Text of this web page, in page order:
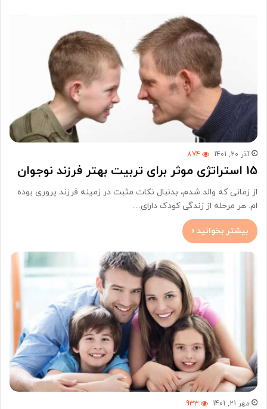
آذر 20, 1401 874
15 استراتژی موثر برای تربیت بهتر فرزند نوجوان
از زمانی که والد شدم، بدنبال نکات مثبت در زمینه فرزند پروری بوده
ام. هر مرحله از زندگی کودک دارای…
بیشتر بخوانید »
مهر 21, 1401 933